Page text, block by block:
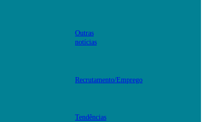
Outras
notícias
Recrutamento/Emprego
Tendências